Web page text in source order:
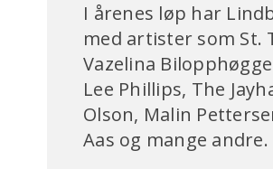
I årenes løp har
med artister som St.
Vazelina
Lee Phillips, The
Olson, Malin
Aas og mange andre.